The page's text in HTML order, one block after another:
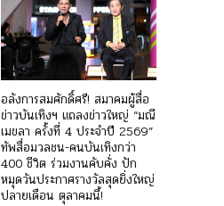
อลังการสมศักดิ์ศรี! สมาคมผู้สื่อ
ข่าวบันเทิงฯ แถลงข่าวใหญ่ “มณี
เมขลา ครั้งที่ 4 ประจำปี 2569”
ทัพสื่อมวลชน-คนบันเทิงกว่า
400 ชีวิต ร่วมงานคับคั่ง ปัก
หมุดวันประกาศรางวัลสุดยิ่งใหญ่
ปลายเดือน ตุลาคมนี้!